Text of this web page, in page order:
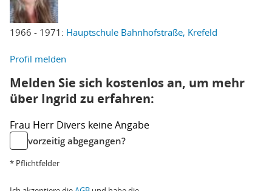
1966 - 1971: Hauptschule Bahnhofstraße, Krefeld
Profil melden
Melden Sie sich kostenlos an, um mehr
über Ingrid zu erfahren:
Frau Herr Divers keine Angabe
vorzeitig abgegangen?
* Pflichtfelder